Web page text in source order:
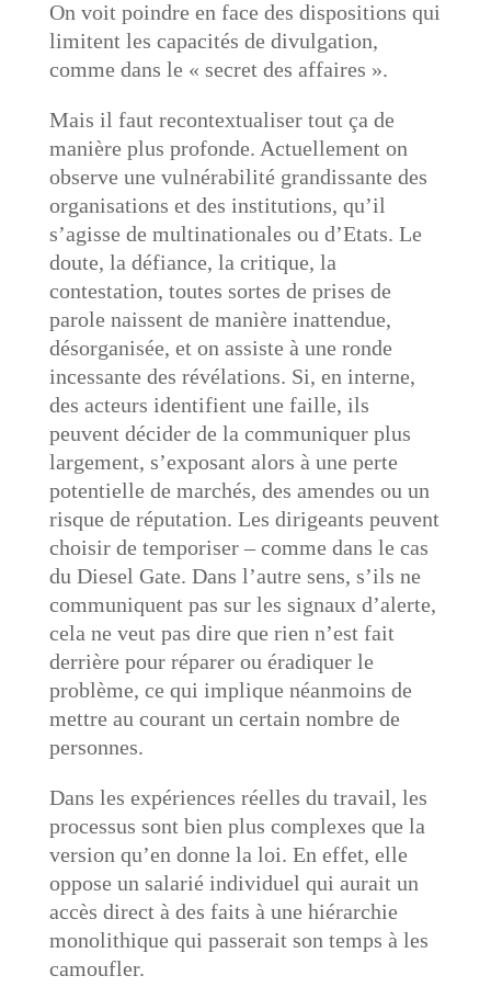
On voit poindre en face des dispositions qui
limitent les capacités de divulgation,
comme dans le « secret des affaires ».
Mais il faut recontextualiser tout ça de
manière plus profonde. Actuellement on
observe une vulnérabilité grandissante des
organisations et des institutions, qu’il
s’agisse de multinationales ou d’Etats. Le
doute, la défiance, la critique, la
contestation, toutes sortes de prises de
parole naissent de manière inattendue,
désorganisée, et on assiste à une ronde
incessante des révélations. Si, en interne,
des acteurs identifient une faille, ils
peuvent décider de la communiquer plus
largement, s’exposant alors à une perte
potentielle de marchés, des amendes ou un
risque de réputation. Les dirigeants peuvent
choisir de temporiser – comme dans le cas
du Diesel Gate. Dans l’autre sens, s’ils ne
communiquent pas sur les signaux d’alerte,
cela ne veut pas dire que rien n’est fait
derrière pour réparer ou éradiquer le
problème, ce qui implique néanmoins de
mettre au courant un certain nombre de
personnes.
Dans les expériences réelles du travail, les
processus sont bien plus complexes que la
version qu’en donne la loi. En effet, elle
oppose un salarié individuel qui aurait un
accès direct à des faits à une hiérarchie
monolithique qui passerait son temps à les
camoufler.